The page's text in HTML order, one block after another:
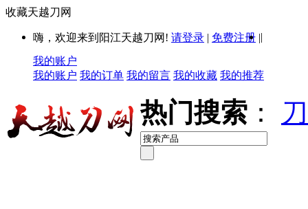
收藏天越刀网
嗨，欢迎来到阳江天越刀网! 请登录 | 免费注册 ||
我的账户
我的账户 我的订单 我的留言 我的收藏 我的推荐
热门搜索 ：